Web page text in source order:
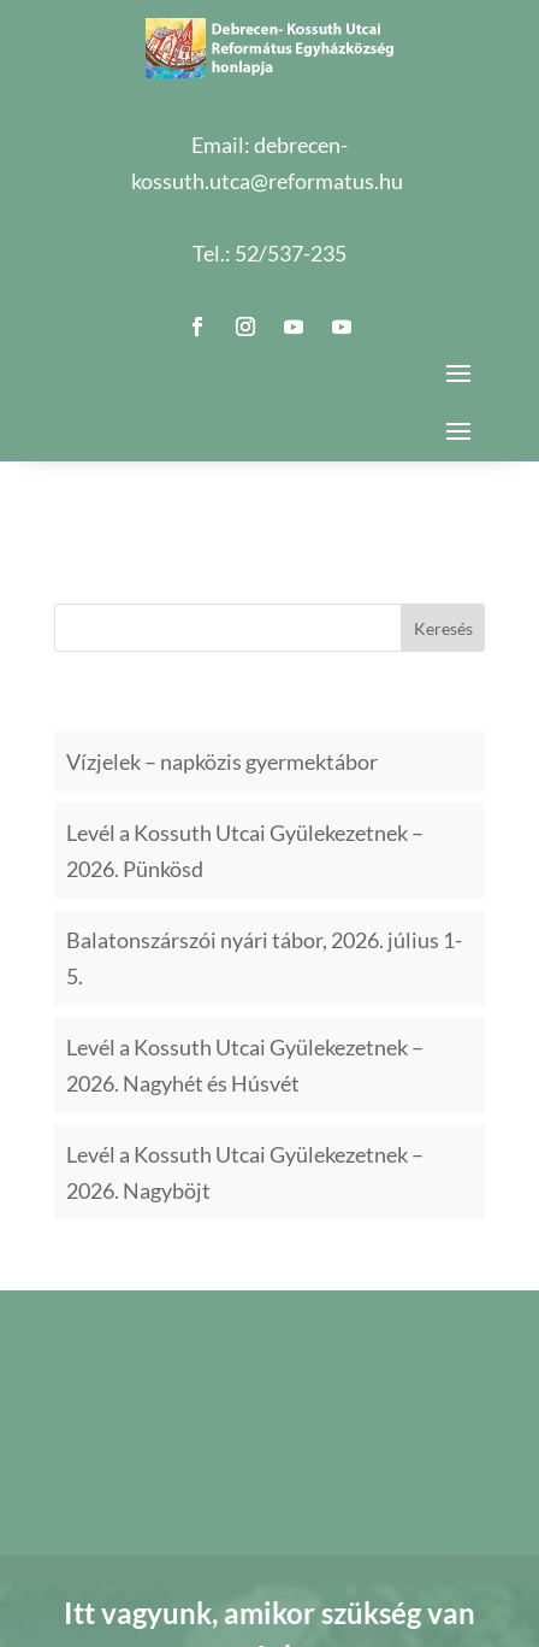
Email:debrecen-
kossuth.utca@reformatus.hu
Tel.: 52/537-235
Keresés
Vízjelek – napközis gyermektábor
Levél a Kossuth Utcai Gyülekezetnek –
2026. Pünkösd
Balatonszárszói nyári tábor, 2026. július 1-
5.
Levél a Kossuth Utcai Gyülekezetnek –
2026. Nagyhét és Húsvét
Levél a Kossuth Utcai Gyülekezetnek –
2026. Nagyböjt
Itt vagyunk, amikor szükség van